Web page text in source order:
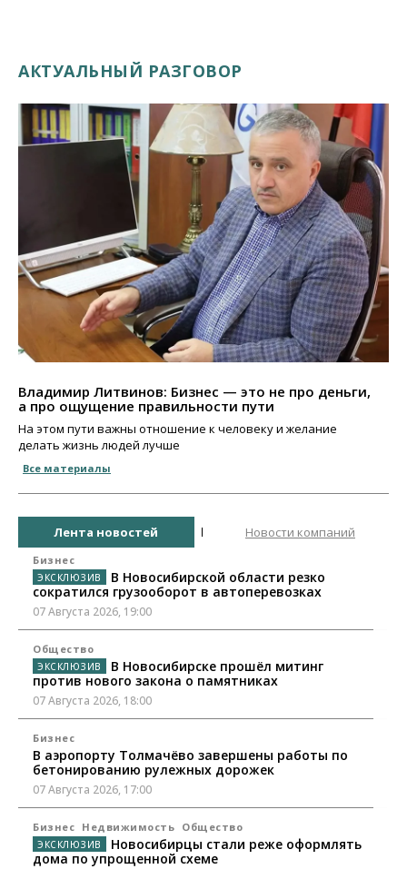
АКТУАЛЬНЫЙ РАЗГОВОР
Владимир Литвинов: Бизнес — это не про деньги,
а про ощущение правильности пути
На этом пути важны отношение к человеку и желание
делать жизнь людей лучше
Все материалы
Лента новостей Новости компаний
Бизнес
В Новосибирской области резко
сократился грузооборот в автоперевозках
07 Августа 2026, 19:00
Общество
В Новосибирске прошёл митинг
против нового закона о памятниках
07 Августа 2026, 18:00
Бизнес
В аэропорту Толмачёво завершены работы по
бетонированию рулежных дорожек
07 Августа 2026, 17:00
Бизнес Недвижимость Общество
Новосибирцы стали реже оформлять
дома по упрощенной схеме